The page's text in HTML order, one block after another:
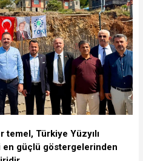
temel, Türkiye Yüzyılı
en güçlü göstergelerinden